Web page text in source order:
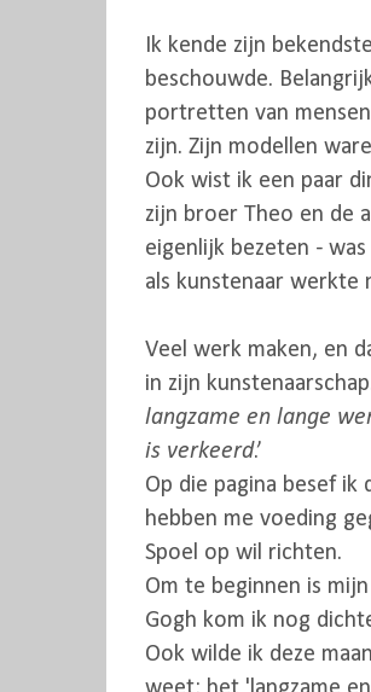
Ik kende zijn
beschouwde.
portretten van
zijn. Zijn modellen
Ook wist ik een paar
zijn broer Theo en de
eigenlijk bezeten -
als kunstenaar werkte
Veel werk maken, en
in zijn
langzame en lange
is verkeerd.’
Op die pagina besef
hebben me voeding
Spoel op wil richten.
Om te beginnen is
Gogh kom ik nog
Ook wilde ik deze